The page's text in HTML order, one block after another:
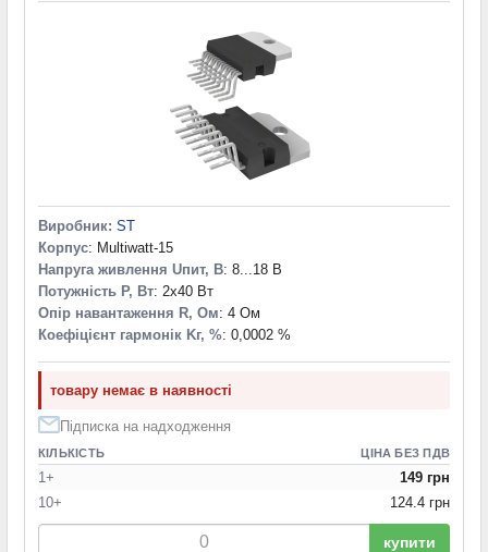
Виробник: ST
Корпус: Multiwatt-15
Напруга живлення Uпит, В: 8...18 В
Потужність P, Вт: 2x40 Вт
Опір навантаження R, Ом: 4 Ом
Коефіцієнт гармонік Kг, %: 0,0002 %
товару немає в наявності
Підписка на надходження
КІЛЬКІСТЬ ЦІНА БЕЗ ПДВ
1+
149 грн
10+
124.4 грн
купити